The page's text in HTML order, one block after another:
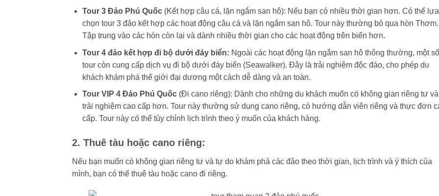
Tour 3 Đảo Phú Quốc(Kết hợp câu cá, lặn ngắm san hô): Nếu bạn có nhiều thời gian hơn. Có thể lựa
chọn tour 3 đảo kết hợp các hoạt động câu cá và lặn ngắm san hô. Tour này thường bỏ qua hòn Thơm.
Tập trung vào các hòn còn lại và dành nhiều thời gian cho các hoạt động trên biển hơn.
Tour 4 đảo kết hợp đi bộ dưới đáy biển: Ngoài các hoạt động lặn ngắm san hô thông thường, một số
tour còn cung cấp dịch vụ đi bộ dưới đáy biển (Seawalker). Đây là trải nghiệm độc đáo, cho phép du
khách khám phá thế giới đại dương một cách dễ dàng và an toàn.
Tour VIP 4 Đảo Phú Quốc(Đi cano riêng): Dành cho những du khách muốn có không gian riêng tư và
trải nghiệm cao cấp hơn. Tour này thường sử dụng cano riêng, có hướng dẫn viên riêng và thực đơn
cấp. Tour này có thể tùy chỉnh lịch trình theo ý muốn của khách hàng.
2. Thuê tàu hoặc cano riêng:
Nếu bạn muốn có không gian riêng tư và tự do khám phá các đảo theo thời gian, lịch trình và ý thích của
mình, bạn có thể thuê tàu hoặc cano đi riêng.